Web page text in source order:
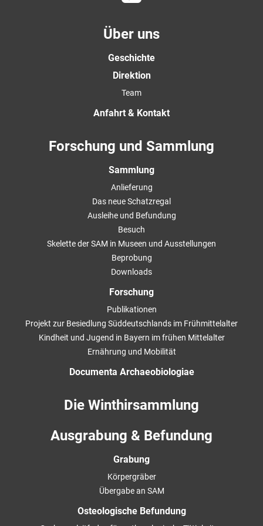
Über uns
Geschichte
Direktion
Team
Anfahrt & Kontakt
Forschung und Sammlung
Sammlung
Anlieferung
Das neue Schatzregal
Ausleihe und Befundung
Besuch
Skelette der SAM in Museen und Ausstellungen
Beprobung
Downloads
Forschung
Publikationen
Projekt zur Besiedlung Süddeutschlands im Frühmittelalter
Kindheit und Jugend in Bayern im frühen Mittelalter
Ernährung und Mobilität
Documenta Archaeobiologiae
Die Winthirsammlung
Ausgrabung & Befundung
Grabung
Körpergräber
Übergabe an SAM
Osteologische Befundung